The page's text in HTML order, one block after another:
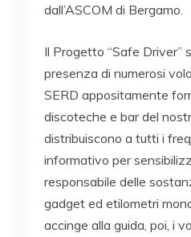
dall’ASCOM di Bergamo.
Il Progetto “Safe Driver”
presenza di numerosi
SERD appositamente
discoteche e bar del
distribuiscono a tutti i
informativo per
responsabile delle
gadget ed etilometri
accinge alla guida, poi, i